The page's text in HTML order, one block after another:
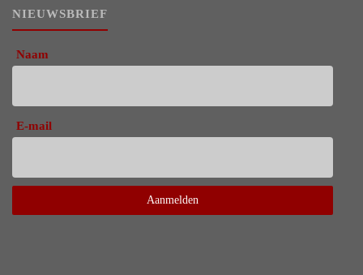
NIEUWSBRIEF
Naam
E-mail